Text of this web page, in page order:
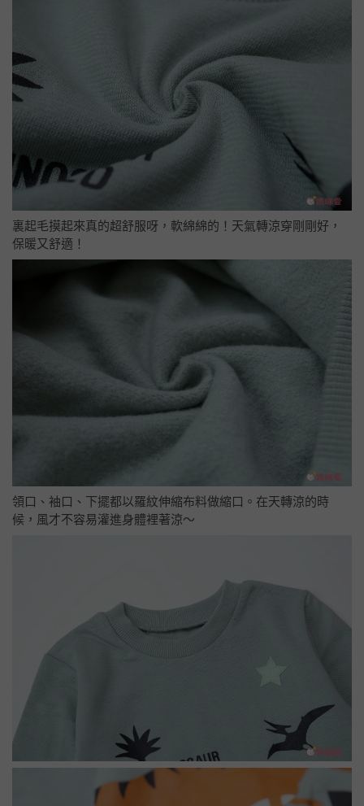
裏起毛摸起來真的超舒服呀，軟綿綿的！天氣轉涼穿剛剛好，
保暖又舒適！
領口、袖口、下擺都以羅紋伸縮布料做縮口。在天轉涼的時
候，風才不容易灌進身體裡著涼～